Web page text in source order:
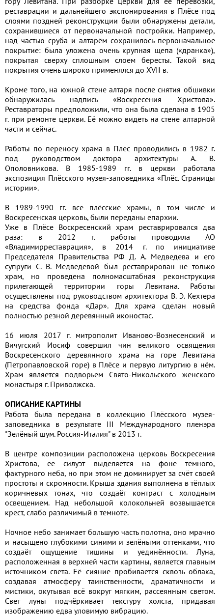
реставрации и дальнейшего экспонирования в Плёсе под
слоями поздней реконструкции были обнаружены детали,
сохранившиеся от первоначальной постройки. Например,
над частью сруба и алтарём сохранилось первоначальное
покрытие: была уложена очень крупная щепа («дранка»),
покрытая сверху сплошным слоем бересты. Такой вид
покрытия очень широко применялся до XVII в.
Кроме того, на южной стене алтаря после снятия обшивки
обнаружилась надпись «Воскресения Христова».
Реставраторы предположили, что она была сделана в 1905
г. при ремонте церкви. Её можно видеть на стене алтарной
части и сейчас.
Работы по переносу храма в Плес проводились в 1982 г.
под руководством доктора архитектуры А. В.
Ополовникова. В 1985-1989 гг. в церкви работала
экспозиция Плёсского музея-заповедника «Плёс. Страницы
истории».
В 1989-1990 гг. все плёсские храмы, в том числе и
Воскресенская церковь, были переданы епархии.
Уже в Плёсе Воскресенский храм реставрировался два
раза: в 2012 г. работы проводила АО
«Владимирреставрация», в 2014 г. по инициативе
Председателя Правительства РФ Д. А. Медведева и его
супруги С. В. Медведевой был реставрирован не только
храм, но проведена полномасштабная реконструкция
прилегающей территории горы Левитана. Работы
осуществлены под руководством архитектора В. Э. Кехтера
на средства фонда «Дар». Для храма сделан новый
полностью резной деревянный иконостас.
16 июля 2017 г. митрополит Иваново-Вознесенский и
Вичугский Иосиф совершил чин великого освящения
Воскресенского деревянного храма на горе Левитана
(Петропавловской горе) в Плёсе и первую литургию в нём.
Храм является подворьем Свято-Никольского женского
монастыря г. Приволжска.
ОПИСАНИЕ КАРТИНЫ
Работа была передана в коллекцию Плёсского музея-
заповедника в результате III Международного пленэра
"Зелёный шум. Россия-Италия" в 2013 г.
В центре композиции расположена церковь Воскресения
Христова, её силуэт выделяется на фоне тёмного,
фактурного неба, но при этом не доминирует за счёт своей
простоты и скромности. Крыша здания выполнена в тёплых
коричневых тонах, что создаёт контраст с холодным
освещением. Над небольшой колокольней возвышается
крест, слабо различимый в темноте.
Ночное небо занимает большую часть полотна, оно мрачно
и насыщено глубокими синими и зелёными оттенками, что
создаёт ощущение тишины и уединённости. Луна,
расположенная в верхней части картины, является главным
источником света. Её сияние пробивается сквозь облака,
создавая атмосферу таинственности, драматичности и
мистики, окутывая всё вокруг мягким, рассеянным светом.
Свет луны подчёркивает текстуру холста, придавая
изображению едва уловимую вибрацию.